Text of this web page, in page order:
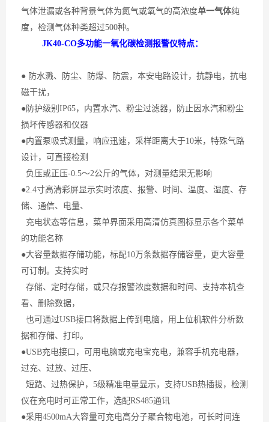
气体泄漏或各种背景气体为氮气或氧气的高浓度单一气体纯
度，检测气体种类超过500种。
JK40-CO多功能一氧化碳检测报警仪特点：
● 防水溅、防尘、防爆、防震，本安电路设计，抗静电，抗电
磁干扰，
●防护级别IP65，内置水汽、粉尘过滤器，防止因水汽和粉尘
损坏传感器和仪器
●内置泵吸式测量，响应迅速，采样距离大于10米，特殊气路
设计，可直接检测
负压或正压-0.5～2公斤的气体，对测量结果无影响
●2.4寸高清彩屏显示实时浓度、报警、时间、温度、湿度、存
储、通信、电量、
充电状态等信息，菜单界面采用高清仿真图标显示各个菜单
的功能名称
●大容量数据存储功能，标配10万条数据存储容量，更大容量
可订制。支持实时
存储、定时存储，或只存报警浓度数据和时间、支持本机查
看、删除数据，
也可通过USB接口将数据上传到电脑，用上位机软件分析数
据和存储、打印。
●USB充电接口，可用电脑或充电宝充电，兼容手机充电器，
过充、过放、过压、
短路、过热保护，5级精准电量显示，支持USB热插拔，检测
仪在充电时可正常工作，选配RS485通讯
●采用4500mA大容量可充电高分子聚合物电池，可长时间连